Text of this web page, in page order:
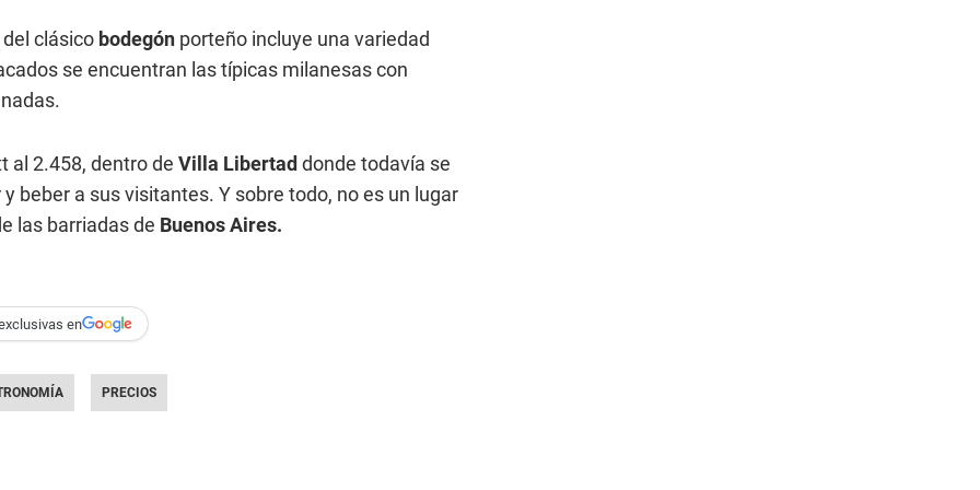
clásico bodegón porteño incluye una variedad
se encuentran las típicas milanesas con
al 2.458, dentro de Villa Libertad donde todavía se
beber a sus visitantes. Y sobre todo, no es un lugar
las barriadas de Buenos Aires.
en
PRECIOS